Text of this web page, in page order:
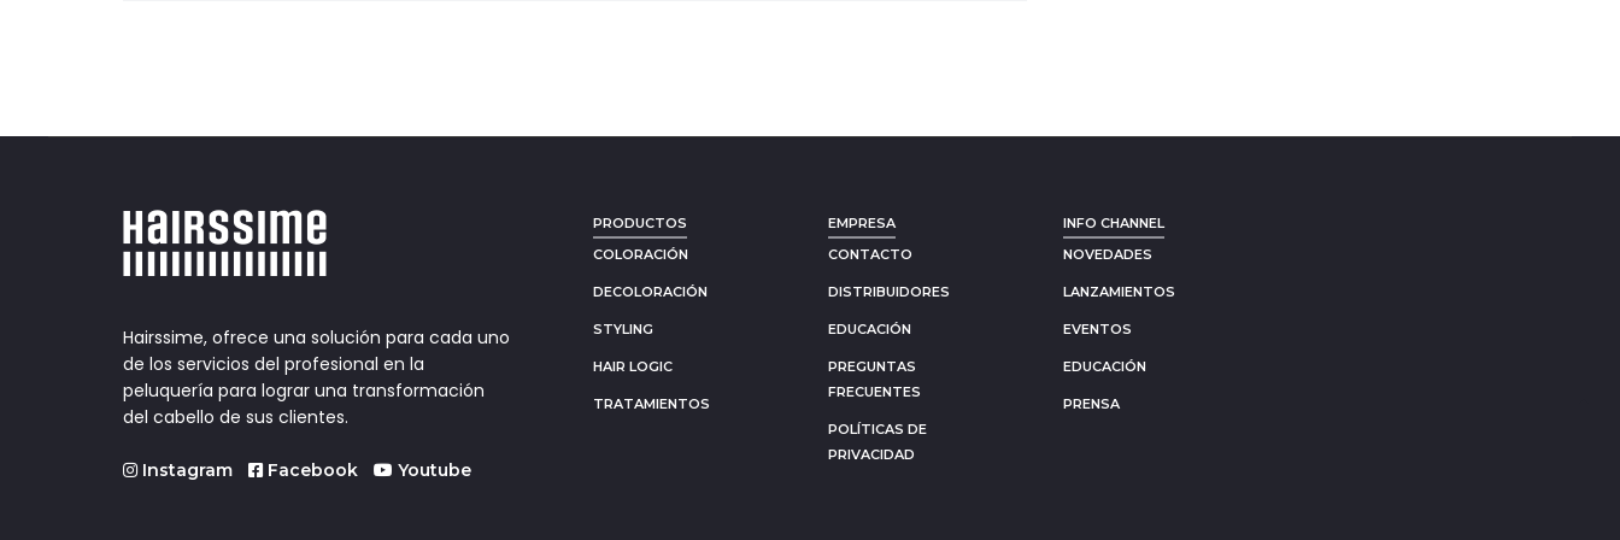
Hairssime, ofrece una solución para cada uno
de los servicios del profesional en la
peluquería para lograr una transformación
del cabello de sus clientes.
Instagram Facebook Youtube
PRODUCTOS
COLORACIÓN
DECOLORACIÓN
STYLING
HAIR LOGIC
TRATAMIENTOS
EMPRESA
CONTACTO
DISTRIBUIDORES
EDUCACIÓN
PREGUNTAS
FRECUENTES
POLÍTICAS DE
PRIVACIDAD
INFO CHANNEL
NOVEDADES
LANZAMIENTOS
EVENTOS
EDUCACIÓN
PRENSA